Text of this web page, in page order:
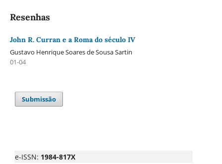
Resenhas
John R. Curran e a Roma do século IV
Gustavo Henrique Soares de Sousa Sartin
01-04
Submissão
e-ISSN: 1984-817X